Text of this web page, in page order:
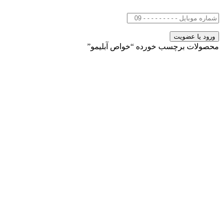
محصولات برچسب خورده “خواص آبلیمو”